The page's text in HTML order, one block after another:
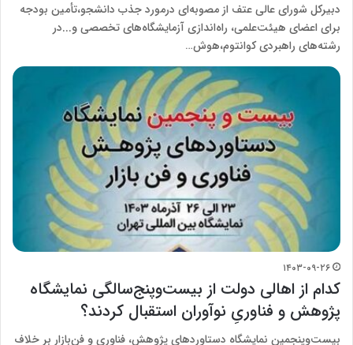
دبیرکل شورای عالی عتف از مصوبه‌ای درمورد جذب دانشجو،تأمین بودجه
برای اعضای هیئت‌علمی، راه‌اندازی آزمایشگاه‌های تخصصی و...در
رشته‌های راهبردی کوانتوم،هوش…
۱۴۰۳-۰۹-۲۶
کدام از اهالی دولت از بیست‌وپنج‌سالگی نمایشگاه
پژوهش و فناوریِ نوآوران استقبال کردند؟
بیست‌وپنجمین نمایشگاه دستاوردهای پژوهش، فناوری و فن‌بازار بر خلاف